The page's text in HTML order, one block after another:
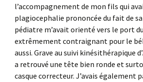
l’accompagnement de mon fils qui
plagiocephalie prononcée du fait de
pédiatre m’avait orienté vers le port
extrêmement contraignant pour le
aussi. Grave au suivi kinésithérapique
a retrouvé une tête bien ronde et
casque correcteur. J’avais également